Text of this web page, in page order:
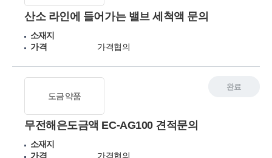
산소 라인에 들어가는 밸브 세척액 문의
소재지
가격
가격협의
도금 약품
무전해은도금액 EC-AG100 견적문의
소재지
가격
가격협의
완료